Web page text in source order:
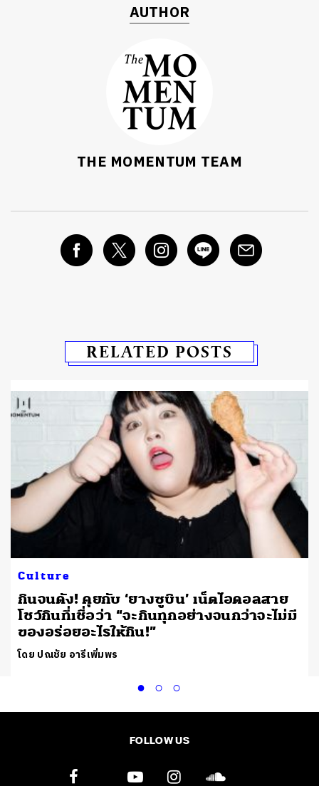
AUTHOR
THE MOMENTUM TEAM
RELATED POSTS
Culture
กินจนดัง! คุยกับ ‘ยางซูบิน’ เน็ตไอดอลสาย
โชว์กินที่เชื่อว่า “จะกินทุกอย่างจนกว่าจะไม่มี
ของอร่อยอะไรให้กิน!”
โดย ปณชัย อารีเพิ่มพร
FOLLOW US